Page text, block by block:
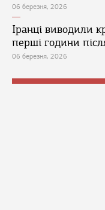
06 березня, 2026
Іранці виводили
перші години
06 березня, 2026